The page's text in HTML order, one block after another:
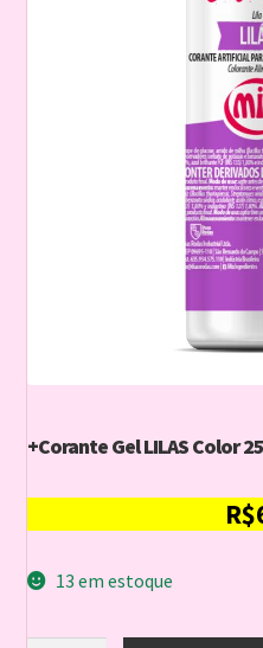
+Corante Gel LILAS Color
R$
13 em estoque